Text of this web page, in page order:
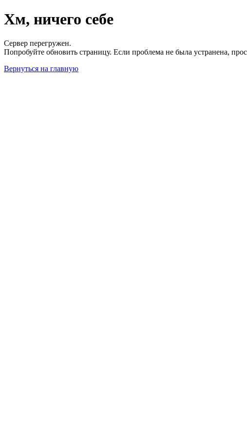
Хм, ничего себе
Сервер перегружен.
Попробуйте обновить страницу. Если проблема не была устранена,
Вернуться на главную